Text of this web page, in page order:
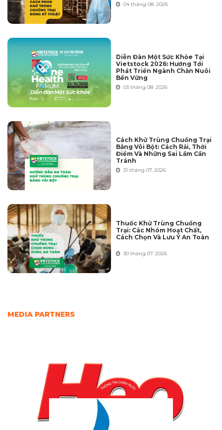
04 tháng 08. 2026
Diễn Đàn Một Sức Khỏe Tại
Vietstock 2026: Hướng Tới
Phát Triển Ngành Chăn Nuôi
Bền Vững
03 tháng 08. 2026
Cách Khử Trùng Chuồng Trại
Bằng Vôi Bột: Cách Rải, Thời
Điểm Và Những Sai Lầm Cần
Tránh
31 tháng 07. 2026
Thuốc Khử Trùng Chuồng
Trại: Các Nhóm Hoạt Chất,
Cách Chọn Và Lưu Ý An Toàn
30 tháng 07. 2026
MEDIA PARTNERS